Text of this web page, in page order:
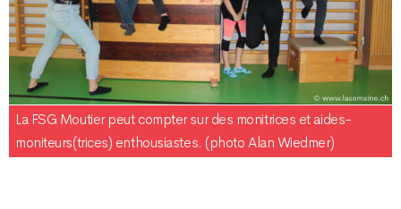
La FSG Moutier peut compter sur des monitrices et aides-
moniteurs(trices) enthousiastes. (photo Alan Wiedmer)